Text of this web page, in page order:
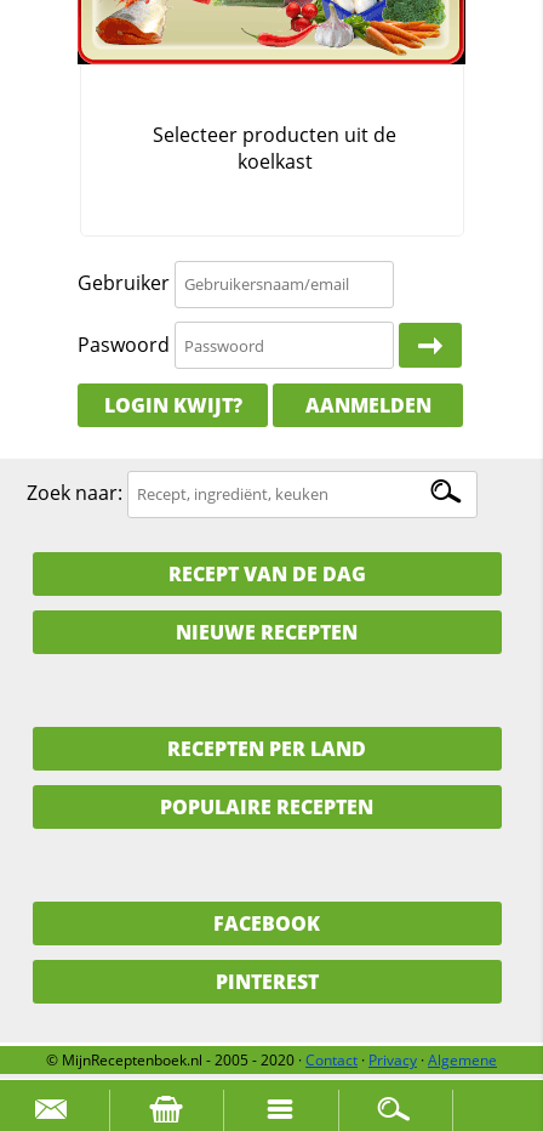
Zoek naar:
Gebruiker
Paswoord
LOGIN KWIJT? AANMELDEN
Zoek naar:
RECEPT VAN DE DAG
NIEUWE RECEPTEN
RECEPTEN PER LAND
POPULAIRE RECEPTEN
FACEBOOK
PINTEREST
© MijnReceptenboek.nl - 2005 - 2020 ·Contact · Privacy ·Algemene
voorwaarden
Over ons